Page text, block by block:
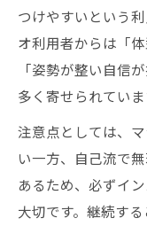
マシンピ
整える
理想のボディ
験
マシンピ
目指すコ
港区で
体験談
つけやすいという
オ利用者からは「
「姿勢が整い自信
多く寄せられていま
注意点としては、
い一方、自己流で
あるため、必ずイ
大切です。継続す